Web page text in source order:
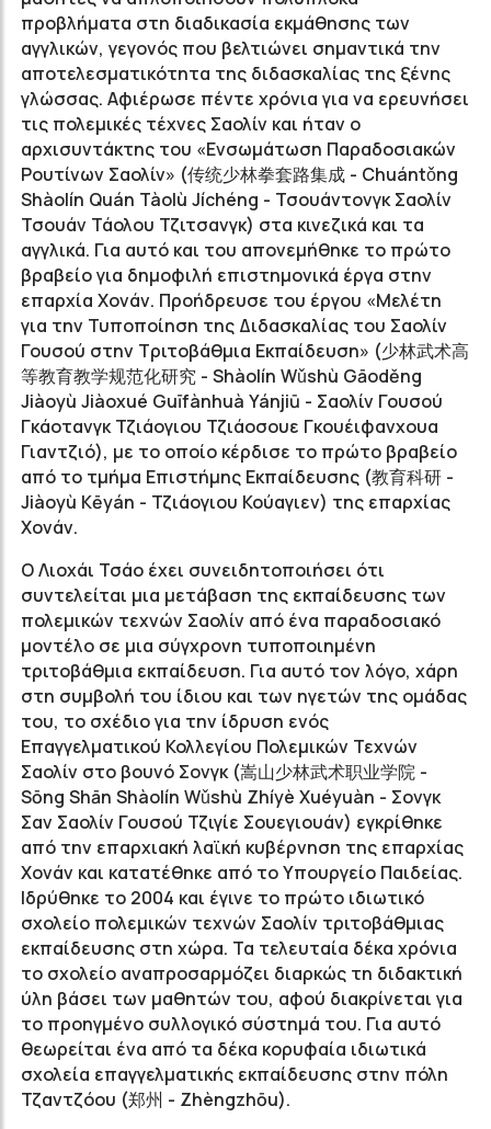
προβλήματα στη διαδικασία εκμάθησης των
αγγλικών, γεγονός που βελτιώνει σημαντικά την
αποτελεσματικότητα της διδασκαλίας της ξένης
γλώσσας. Αφιέρωσε πέντε χρόνια για να ερευνήσει
τις πολεμικές τέχνες Σαολίν και ήταν ο
αρχισυντάκτης του «Ενσωμάτωση Παραδοσιακών
Ρουτίνων Σαολίν» (传统少林拳套路集成 - Chuántǒng
Shàolín Quán Tàolù Jíchéng - Τσουάντονγκ Σαολίν
Τσουάν Τάολου Τζιτσανγκ) στα κινεζικά και τα
αγγλικά. Για αυτό και του απονεμήθηκε το πρώτο
βραβείο για δημοφιλή επιστημονικά έργα στην
επαρχία Χονάν. Προήδρευσε του έργου «Μελέτη
για την Τυποποίηση της Διδασκαλίας του Σαολίν
Γουσού στην Τριτοβάθμια Εκπαίδευση» (少林武术高
等教育教学规范化研究 - Shàolín Wǔshù Gāoděng
Jiàoyù Jiàoxué Guīfànhuà Yánjiū - Σαολίν Γουσού
Γκάοτανγκ Τζιάογιου Τζιάοσουε Γκουέιφανχουα
Γιαντζιό), με το οποίο κέρδισε το πρώτο βραβείο
από το τμήμα Επιστήμης Εκπαίδευσης (教育科研 -
Jiàoyù Kēyán - Τζιάογιου Κούαγιεν) της επαρχίας
Χονάν.
Ο Λιοχάι Τσάο έχει συνειδητοποιήσει ότι
συντελείται μια μετάβαση της εκπαίδευσης των
πολεμικών τεχνών Σαολίν από ένα παραδοσιακό
μοντέλο σε μια σύγχρονη τυποποιημένη
τριτοβάθμια εκπαίδευση. Για αυτό τον λόγο, χάρη
στη συμβολή του ίδιου και των ηγετών της ομάδας
του, το σχέδιο για την ίδρυση ενός
Επαγγελματικού Κολλεγίου Πολεμικών Τεχνών
Σαολίν στο βουνό Σονγκ (嵩山少林武术职业学院 -
Sōng Shān Shàolín Wǔshù Zhíyè Xuéyuàn - Σονγκ
Σαν Σαολίν Γουσού Τζιγίε Σουεγιουάν) εγκρίθηκε
από την επαρχιακή λαϊκή κυβέρνηση της επαρχίας
Χονάν και κατατέθηκε από το Υπουργείο Παιδείας.
Ιδρύθηκε το 2004 και έγινε το πρώτο ιδιωτικό
σχολείο πολεμικών τεχνών Σαολίν τριτοβάθμιας
εκπαίδευσης στη χώρα. Τα τελευταία δέκα χρόνια
το σχολείο αναπροσαρμόζει διαρκώς τη διδακτική
ύλη βάσει των μαθητών του, αφού διακρίνεται για
το προηγμένο συλλογικό σύστημά του. Για αυτό
θεωρείται ένα από τα δέκα κορυφαία ιδιωτικά
σχολεία επαγγελματικής εκπαίδευσης στην πόλη
Τζαντζόου (郑州 - Zhèngzhōu).